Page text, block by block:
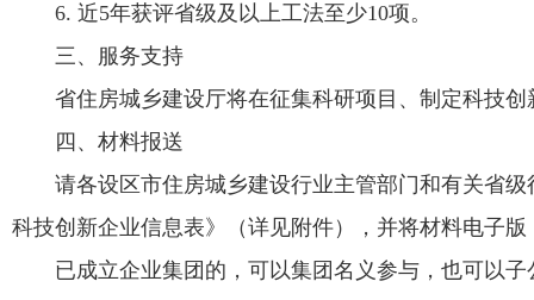
6. 近5年获评省级及以上工法至少10项。
三、服务支持
省住房城乡建设厅将在征集科研项目、制定科技
四、材料报送
请各设区市住房城乡建设行业主管部门和有关省
科技创新企业信息表》（详见附件），并将材料电子版
已成立企业集团的，可以集团名义参与，也可以